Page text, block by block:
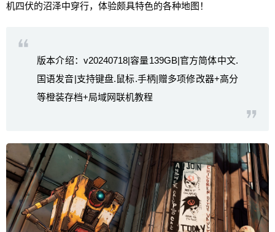
机四伏的沼泽中穿行，体验颇具特色的各种地图！
版本介绍：v20240718|容量139GB|官方简体中文.
国语发音|支持键盘.鼠标.手柄|赠多项修改器+高分
等橙装存档+局域网联机教程